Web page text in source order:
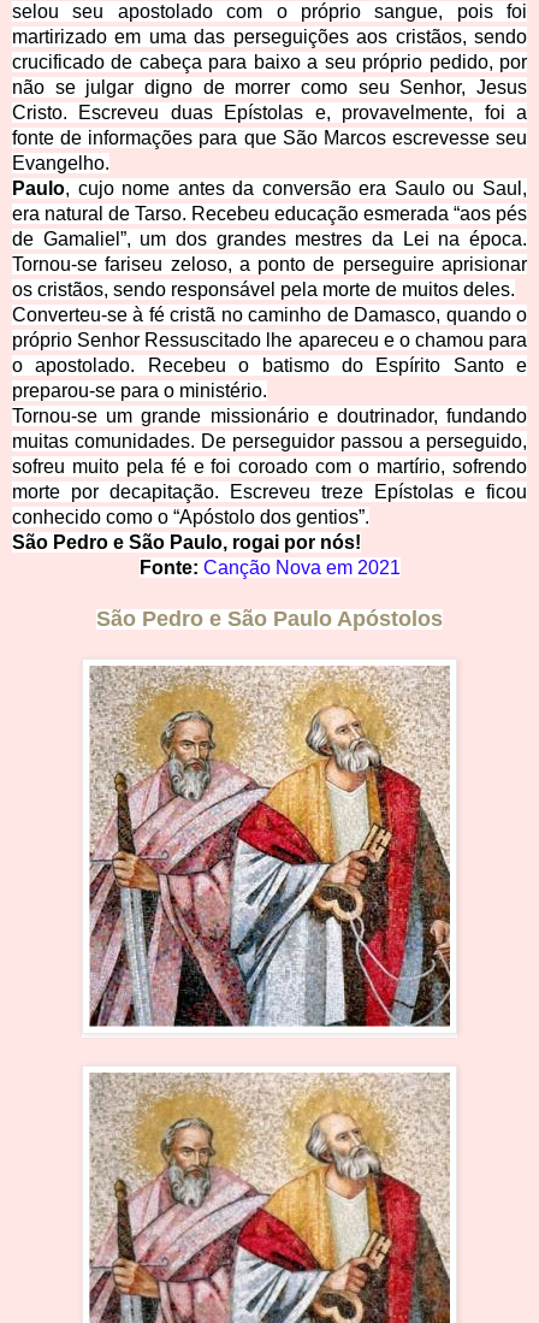
selou seu apostolado com o próprio sangue, pois foi
martirizado em uma das perseguições aos cristãos, sendo
crucificado de cabeça para baixo a seu próprio pedido, por
não se julgar digno de morrer como seu Senhor, Jesus
Cristo. Escreveu duas Epístolas e, provavelmente, foi a
fonte de informações para que São Marcos escrevesse seu
Evangelho.
Paulo, cujo nome antes da conversão era Saulo ou Saul,
era natural de Tarso. Recebeu educação esmerada “aos pés
de Gamaliel”, um dos grandes mestres da Lei na época.
Tornou-se fariseu zeloso, a ponto de perseguire aprisionar
os cristãos, sendo responsável pela morte de muitos deles.
Converteu-se à fé cristã no caminho de Damasco, quando o
próprio Senhor Ressuscitado lhe apareceu e o chamou para
o apostolado. Recebeu o batismo do Espírito Santo e
preparou-se para o ministério.
Tornou-se um grande missionário e doutrinador, fundando
muitas comunidades. De perseguidor passou a perseguido,
sofreu muito pela fé e foi coroado com o martírio, sofrendo
morte por decapitação.
Escreveu treze Epístolas e ficou
conhecido como o “Apóstolo dos gentios”.
São Pedro e São Paulo, rogai por nós!
Fonte: Canção Nova em 2021
São Pedro e São Paulo Apóstolos